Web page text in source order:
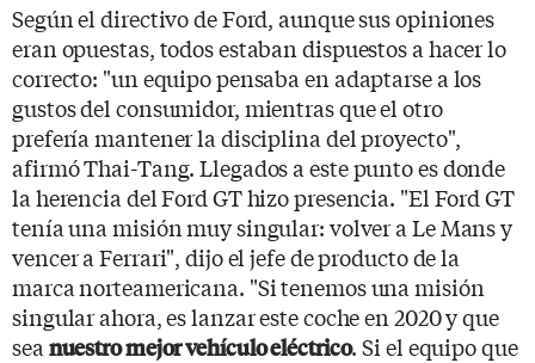
Según el directivo de Ford, aunque sus opiniones
eran opuestas, todos estaban dispuestos a hacer lo
correcto: "un equipo pensaba en adaptarse a los
gustos del consumidor, mientras que el otro
prefería mantener la disciplina del proyecto",
afirmó Thai-Tang. Llegados a este punto es donde
la herencia del Ford GT hizo presencia. "El Ford GT
tenía una misión muy singular: volver a Le Mans y
vencer a Ferrari", dijo el jefe de producto de la
marca norteamericana. "Si tenemos una misión
singular ahora, es lanzar este coche en 2020 y que
sea nuestro mejor vehículo eléctrico. Si el equipo que